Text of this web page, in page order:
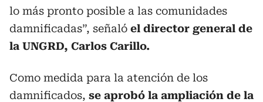
lo más pronto posible a las comunidades
damnificadas”, señaló el director general de
la UNGRD, Carlos Carillo.
Como medida para la atención de los
damnificados, se aprobó la ampliación de la